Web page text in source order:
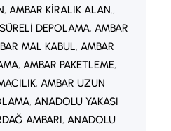
özellikle dijital…
, AMBAR KIRALIK ALAN.
DEPOLAMA, AMBAR
MAL KABUL, AMBAR
, AMBAR PAKETLEME
, AMBAR UZUN
, ANADOLU YAKASI
AMBARI, ANADOLU